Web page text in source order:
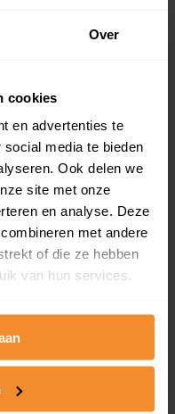
Over
cookies
en advertenties te
media te bieden
Ook delen we
site met onze
en analyse. Deze
met andere
of die ze hebben
van hun services.
Dit
erfgrenzen,